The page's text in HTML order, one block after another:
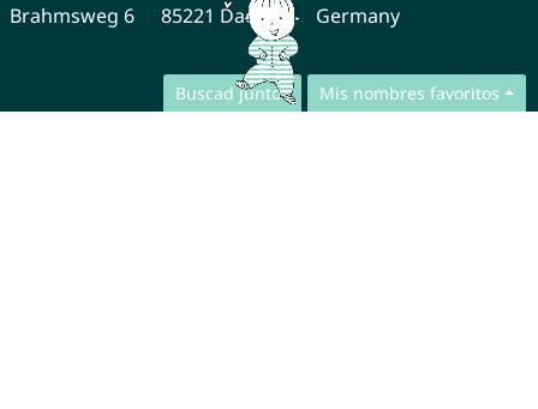
Buscad juntos Mis nombres favoritos
Brahmsweg 6
85221 Dachau Germany